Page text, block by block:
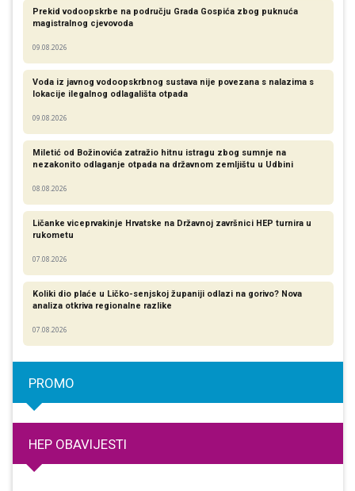
Prekid vodoopskrbe na području Grada Gospića zbog puknuća
magistralnog cjevovoda
09.08.2026
Voda iz javnog vodoopskrbnog sustava nije povezana s nalazima s
lokacije ilegalnog odlagališta otpada
09.08.2026
Miletić od Božinovića zatražio hitnu istragu zbog sumnje na
nezakonito odlaganje otpada na državnom zemljištu u Udbini
08.08.2026
Ličanke viceprvakinje Hrvatske na Državnoj završnici HEP turnira u
rukometu
07.08.2026
Koliki dio plaće u Ličko-senjskoj županiji odlazi na gorivo? Nova
analiza otkriva regionalne razlike​
07.08.2026
PROMO
HEP OBAVIJESTI